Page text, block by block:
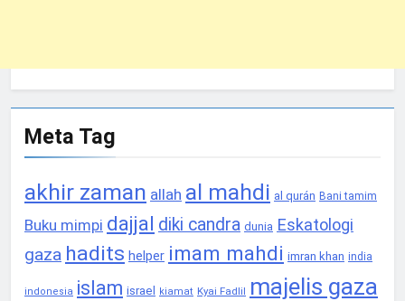
Meta Tag
akhir zaman allah al mahdi al qurán Bani tamim
Buku mimpi dajjal diki candra dunia Eskatologi
gaza hadits helper imam mahdi imran khan india
indonesia islam israel kiamat Kyai Fadlil majelis gaza